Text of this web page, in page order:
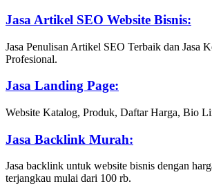
Jasa Artikel SEO Website Bisnis:
Jasa Penulisan Artikel SEO Terbaik dan Jasa
Profesional.
Jasa Landing Page:
Website Katalog, Produk, Daftar Harga, Bio
Jasa Backlink Murah:
Jasa backlink untuk website bisnis dengan
terjangkau mulai dari 100 rb.